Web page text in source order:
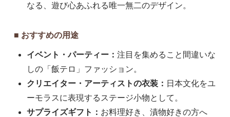
なる、遊び心あふれる唯一無二のデザイン。
■ おすすめの用途
イベント・パーティー： 注目を集めること間違いな
しの「飯テロ」ファッション。
クリエイター・アーティストの衣装： 日本文化をユ
ーモラスに表現するステージ小物として。
サプライズギフト： お料理好き、漬物好きの方へ